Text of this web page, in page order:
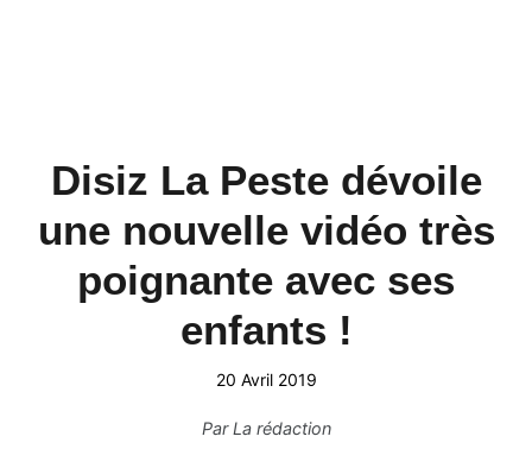
Disiz La Peste dévoile
une nouvelle vidéo très
poignante avec ses
enfants !
20 Avril 2019
ParLa rédaction